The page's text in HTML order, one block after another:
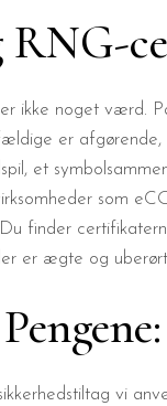
RNG-
ikke noget værd.
er
et
som
finder
er ægte og
vi